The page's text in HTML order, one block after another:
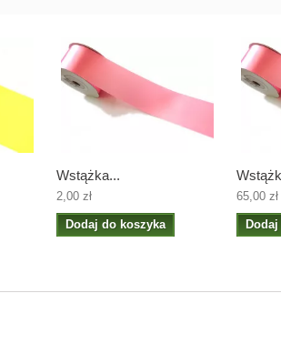
Wstążka...
2,00 zł
Dodaj do koszyka
65,00 zł